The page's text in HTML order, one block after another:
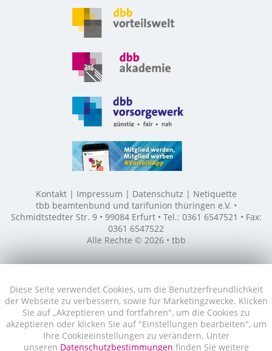
Diese Seite verwendet Cookies, um die Benutzerfreundlichkeit
der Webseite zu verbessern, sowie für Marketingzwecke. Klicken
Sie auf „Akzeptieren und fortfahren", um die Cookies zu
akzeptieren oder klicken Sie auf "Einstellungen bearbeiten", um
Ihre Cookieeinstellungen zu verändern. Unter
unseren Datenschutzbestimmungen finden Sie weitere
Kontakt Impressum Datenschutz
Netiquette
tbb beamtenbund und tarifunion thüringen e.V. •
Schmidtstedter Str. 9 • 99084 Erfurt • Tel.: 0361 6547521 • Fax:
0361 6547522
Alle Rechte © 2026 • tbb